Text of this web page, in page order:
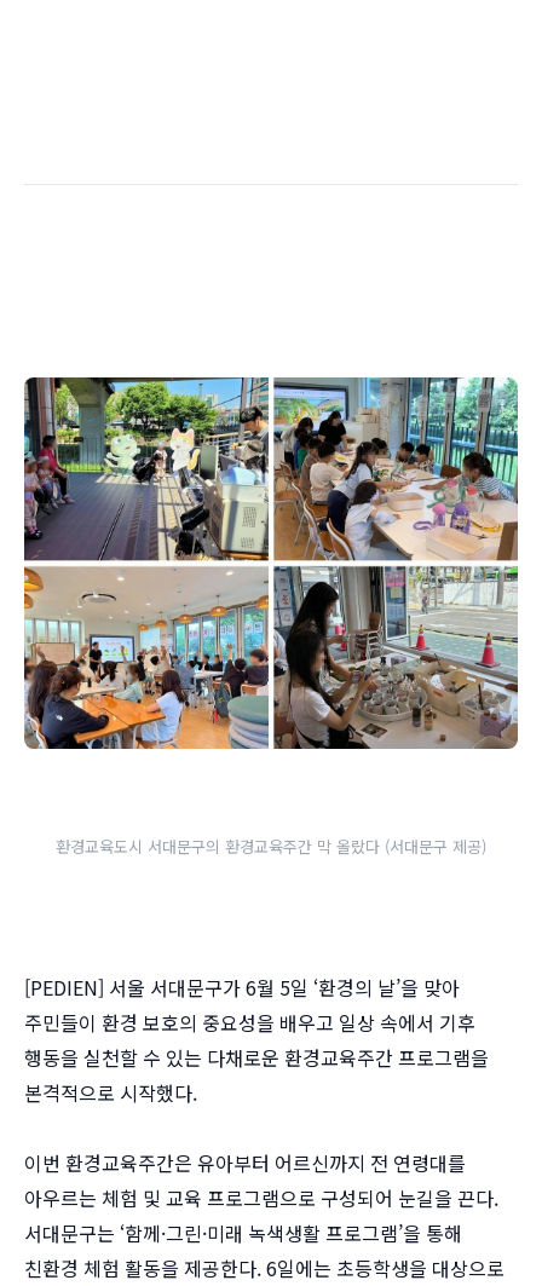
환경교육도시 서대문구의 환경교육주간 막 올랐다 (서대문구 제공)
[PEDIEN] 서울 서대문구가 6월 5일 ‘환경의 날’을 맞아
주민들이 환경 보호의 중요성을 배우고 일상 속에서 기후
행동을 실천할 수 있는 다채로운 환경교육주간 프로그램을
본격적으로 시작했다.
이번 환경교육주간은 유아부터 어르신까지 전 연령대를
아우르는 체험 및 교육 프로그램으로 구성되어 눈길을 끈다.
서대문구는 ‘함께·그린·미래 녹색생활 프로그램’을 통해
친환경 체험 활동을 제공한다. 6일에는 초등학생을 대상으로